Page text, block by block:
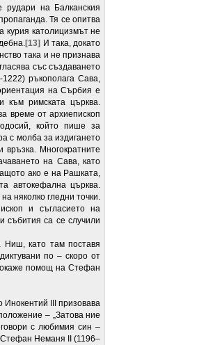
рудари на Балканския
Тя се опитва
курия католицизмът не
[13] И така, докато
така и не признава
със създаването
ръкополага Сава,
на Сърбия е
към римската църква.
време от архиепископ
който пише за
с молба за издигането
Многократните
на Сава, като
ако е на Рашката,
автокефална църква.
няколко гледни точки.
и съгласието на
събития са се случили
Ниш, като там поставя
по – скоро от
окаже помощ на Стефан
Инокентий III призовава
– „Затова ние
с любимия син –
Стефан Неманя II (1196–